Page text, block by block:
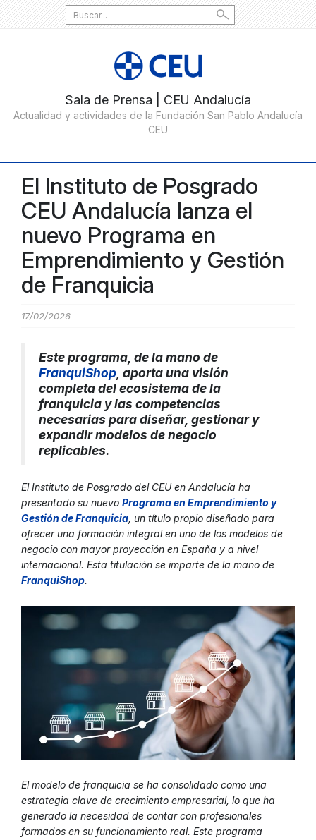
Search
for:
El Instituto de Posgrado
CEU Andalucía lanza el
nuevo Programa en
Emprendimiento y Gestión
de Franquicia
17/02/2026
Este programa, de la mano de
FranquiShop , aporta una visión
completa del ecosistema de la
franquicia y las competencias
necesarias para diseñar, gestionar y
expandir modelos de negocio
replicables.
El Instituto de Posgrado del CEU en Andalucía ha
presentado su nuevo Programa en Emprendimiento y
Gestión de Franquicia , un título propio diseñado para
ofrecer una formación integral en uno de los modelos de
negocio con mayor proyección en España y a nivel
internacional. Esta titulación se imparte de la mano de
FranquiShop.
El modelo de franquicia se ha consolidado como una
estrategia clave de crecimiento empresarial, lo que ha
generado la necesidad de contar con profesionales
formados en su funcionamiento real. Este programa